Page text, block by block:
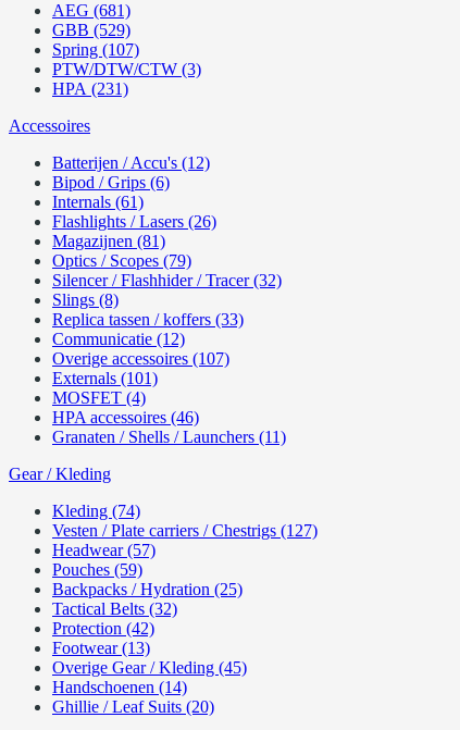
AEG (681)
GBB (529)
Spring (107)
PTW/DTW/CTW (3)
HPA (231)
Accessoires
Batterijen / Accu's (12)
Bipod / Grips (6)
Internals (61)
Flashlights / Lasers (26)
Magazijnen (81)
Optics / Scopes (79)
Silencer / Flashhider / Tracer (32)
Slings (8)
Replica tassen / koffers (33)
Communicatie (12)
Overige accessoires (107)
Externals (101)
MOSFET (4)
HPA accessoires (46)
Granaten / Shells / Launchers (11)
Gear / Kleding
Kleding (74)
Vesten / Plate carriers / Chestrigs (127)
Headwear (57)
Pouches (59)
Backpacks / Hydration (25)
Tactical Belts (32)
Protection (42)
Footwear (13)
Overige Gear / Kleding (45)
Handschoenen (14)
Ghillie / Leaf Suits (20)